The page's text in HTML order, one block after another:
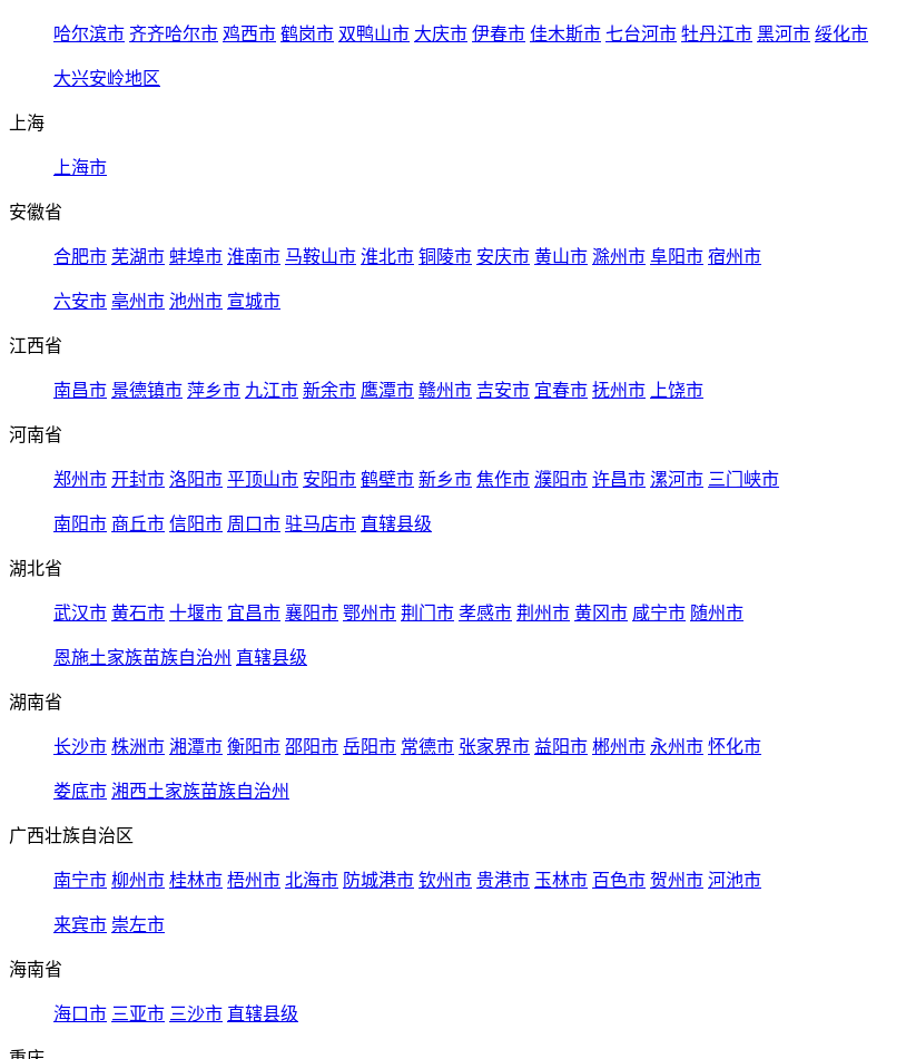
哈尔滨市 齐齐哈尔市 鸡西市 鹤岗市 双鸭山市 大庆市 伊春市 佳木斯市 七台河市 牡丹江市 黑河市 绥化市
大兴安岭地区
上海
上海市
安徽省
合肥市 芜湖市 蚌埠市 淮南市 马鞍山市 淮北市 铜陵市 安庆市 黄山市 滁州市 阜阳市 宿州市
六安市 亳州市 池州市 宣城市
江西省
南昌市 景德镇市 萍乡市 九江市 新余市 鹰潭市 赣州市 吉安市 宜春市 抚州市 上饶市
河南省
郑州市 开封市 洛阳市 平顶山市 安阳市 鹤壁市 新乡市 焦作市 濮阳市 许昌市 漯河市 三门峡市
南阳市 商丘市 信阳市 周口市 驻马店市 直辖县级
湖北省
武汉市 黄石市 十堰市 宜昌市 襄阳市 鄂州市 荆门市 孝感市 荆州市 黄冈市 咸宁市 随州市
恩施土家族苗族自治州 直辖县级
湖南省
长沙市 株洲市 湘潭市 衡阳市 邵阳市 岳阳市 常德市 张家界市 益阳市 郴州市 永州市 怀化市
娄底市 湘西土家族苗族自治州
广西壮族自治区
南宁市 柳州市 桂林市 梧州市 北海市 防城港市 钦州市 贵港市 玉林市 百色市 贺州市 河池市
来宾市 崇左市
海南省
海口市 三亚市 三沙市 直辖县级